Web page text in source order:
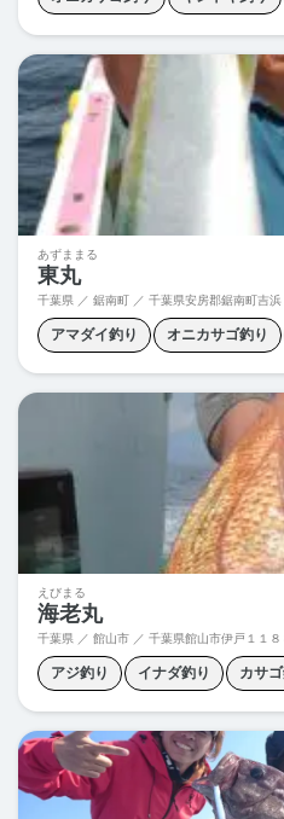
クロムツ釣り コマセイサキ
ヤリイカ釣り
あずままる
東丸
千葉県 ／ 鋸南町 ／ 千葉県安房郡鋸南町吉浜
アマダイ釣り オニカサゴ釣り
コマセマダイ ワラサ釣り
えびまる
海老丸
千葉県 ／ 館山市 ／ 千葉県館山市伊戸１１８
アジ釣り イナダ釣り カサ
カンパチ釣り コマセイサキ
シマアジ釣り スルメイカ釣り
メバル釣り ヤリイカ釣り